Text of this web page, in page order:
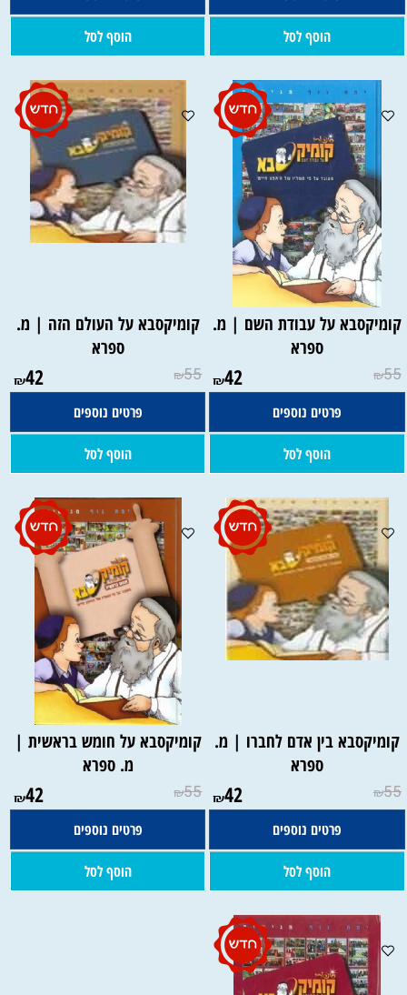
הוסף לסל הוסף לסל
קומיקסבא על עבודת השם | מ.
ספרא
₪55
₪42
פרטים נוספים
הוסף לסל
קומיקסבא על העולם הזה | מ.
ספרא
₪55
₪42
פרטים נוספים
הוסף לסל
קומיקסבא בין אדם לחברו | מ.
ספרא
₪55
₪42
פרטים נוספים
הוסף לסל
קומיקסבא על חומש בראשית |
מ. ספרא
₪55
₪42
פרטים נוספים
הוסף לסל